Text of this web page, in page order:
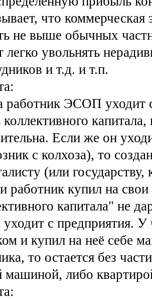
что
не выше обычных
легко увольнять
и т.д. и т.п.
работник ЭСОП уходит
коллективного
Если же он
с колхоза), то
(или
работник купил на
капитала" не
уходит с предприятия.
и купил на неё себе
то остается без
машиной, либо